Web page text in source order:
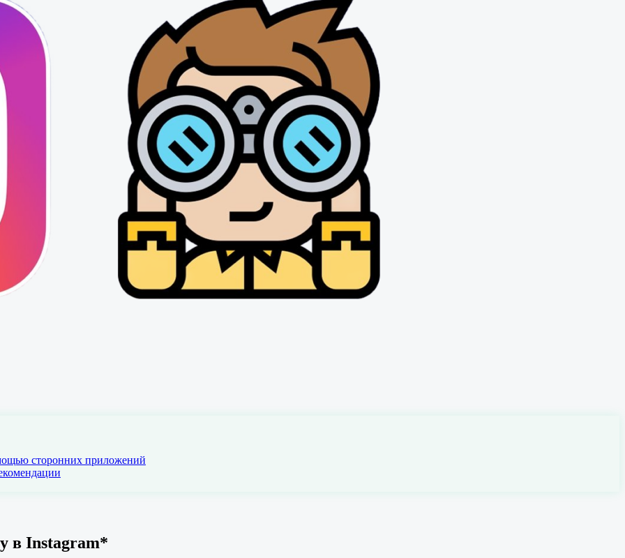
сторонних приложений
в Instagram*